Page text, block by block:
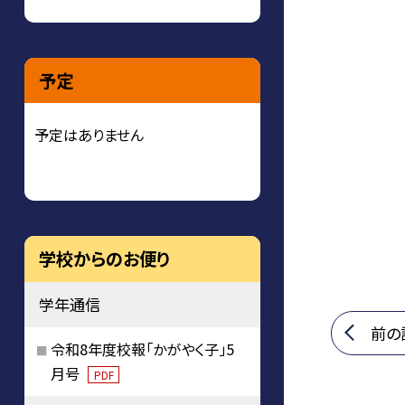
前
予定
予定はありません
学校からのお便り
学年通信
令和8年度校報「かがやく子」5
月号
PDF